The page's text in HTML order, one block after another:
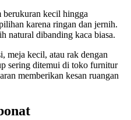
kecil hingga
karena ringan dan jernih.
natural dibanding kaca biasa.
meja kecil, atau rak dengan
sering ditemui di toko furnitur
memberikan kesan ruangan